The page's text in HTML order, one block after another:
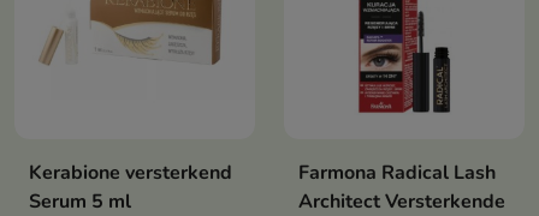
Kerabione versterkend
Serum 5 ml
Farmona Radical Lash
Architect Versterkende